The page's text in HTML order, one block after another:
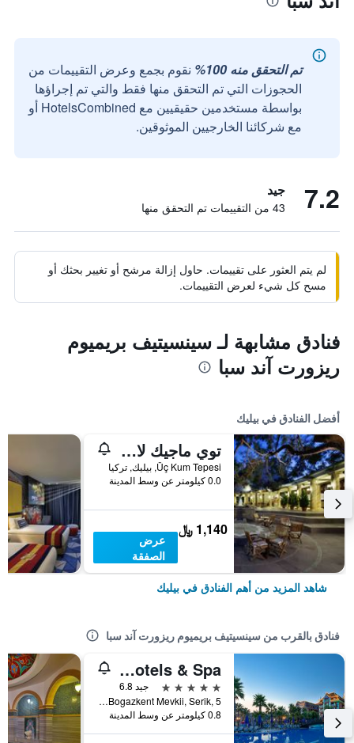
تم التحقق منه 100%
نقوم بجمع وعرض التقييمات من
الحجوزات التي تم التحقق منها فقط والتي تم إجراؤها
بواسطة مستخدمين حقيقيين مع HotelsCombined أو
مع شركائنا الخارجيين الموثوقين.
7.2 جيد
43 من التقييمات تم التحقق منها
لم يتم العثور على تقييمات. حاول إزالة مرشح أو تغيير بحثك أو
مسح كل شيء لعرض التقييمات.
فنادق مشابهة لـ سينسيتيف بريميوم
ريزورت آند سبا
أفضل الفنادق في بيليك
توي ماجيك لايف بيليك - شامامل جميع الخدمات
Üç Kum Tepesi, بيليك, تركيا
0.0 كيلومتر عن وسط المدينة
1,140 ﷼
عرض
الصفقة
شاهد المزيد من أهم الفنادق في بيليك
فنادق بالقرب من سينسيتيف بريميوم ريزورت آند سبا
Siam Elegance Hotels & Spa
5 نجوم
جيد 6.8
Bogazkent Mevkii, Serik, 5, بيليك, تركيا
0.8 كيلومتر عن وسط المدينة